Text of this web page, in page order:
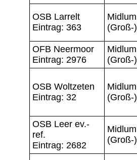
OSB Larrelt
Eintrag: 363
Midlum
(Groß-)
OFB Neermoor
Eintrag: 2976
Midlum
(Groß-)
OSB Woltzeten
Eintrag: 32
Midlum
(Groß-)
OSB Leer ev.-
ref.
Eintrag: 2682
Midlum
(Groß-)